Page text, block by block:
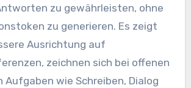
zu gewährleisten, ohne
zu generieren. Es zeigt
Ausrichtung auf
zeichnen sich bei offenen
Aufgaben wie Schreiben, Dialog